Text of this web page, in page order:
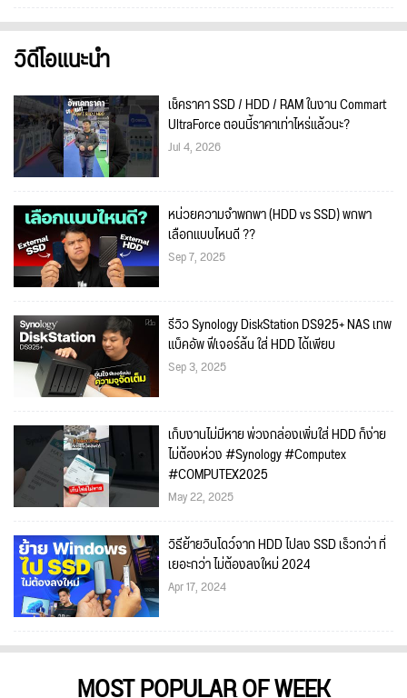
วิดีโอแนะนำ
เช็คราคา SSD / HDD / RAM ในงาน Commart
UltraForce ตอนนี้ราคาเท่าไหร่แล้วนะ?
Jul 4, 2026
หน่วยความจำพกพา (HDD vs SSD) พกพา
เลือกแบบไหนดี ??
Sep 7, 2025
รีวิว Synology DiskStation DS925+ NAS เทพ
แบ็คอัพ ฟีเจอร์ล้น ใส่ HDD ได้เพียบ
Sep 3, 2025
เก็บงานไม่มีหาย พ่วงกล่องเพิ่มใส่ HDD ก็ง่าย
ไม่ต้องห่วง #Synology #Computex
#COMPUTEX2025
May 22, 2025
วิธีย้ายวินโดว์จาก HDD ไปลง SSD เร็วกว่า ที่
เยอะกว่า ไม่ต้องลงใหม่ 2024
Apr 17, 2024